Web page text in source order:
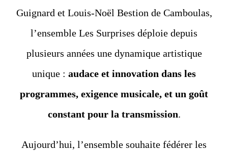
Guignard et Louis-Noël Bestion de Camboulas,
l’ensemble Les Surprises déploie depuis
plusieurs années une dynamique artistique
unique : audace et innovation dans les
programmes, exigence musicale, et un goût
constant pour la transmission.
Aujourd’hui, l’ensemble souhaite fédérer les